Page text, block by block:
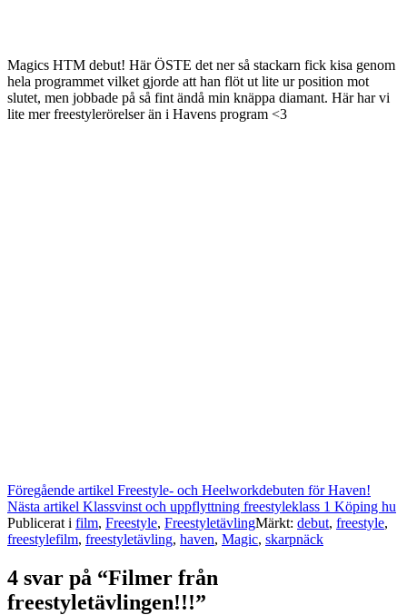
Magics HTM debut! Här ÖSTE det ner så stackarn fick kisa genom
hela programmet vilket gjorde att han flöt ut lite ur position mot
slutet, men jobbade på så fint ändå min knäppa diamant. Här har vi
lite mer freestylerörelser än i Havens program <3
Fortsätt
läsa
Föregående artikel Freestyle- och Heelworkdebuten för Haven!
Nästa artikel Klassvinst och uppflyttning freestyleklass 1 Köping hu
Publicerat i film, Freestyle, FreestyletävlingMärkt: debut, freestyle,
freestylefilm, freestyletävling, haven, Magic, skarpnäck
4 svar på “Filmer från
freestyletävlingen!!!”